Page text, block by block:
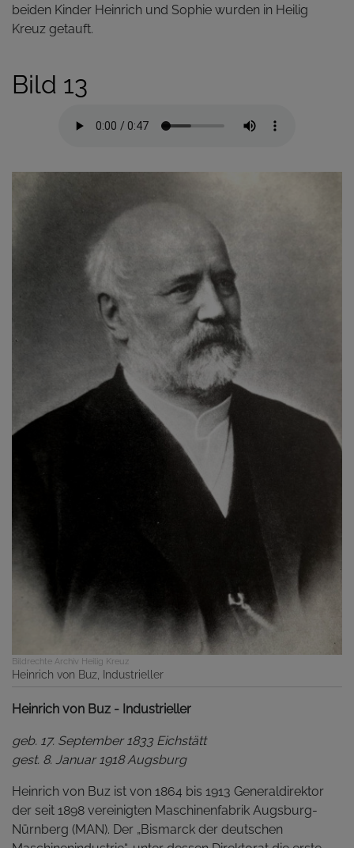
beiden Kinder Heinrich und Sophie wurden in Heilig
Kreuz getauft.
Bild 13
Bildrechte Archiv Heilig Kreuz
Heinrich von Buz, Industrieller
Heinrich von Buz - Industrieller
geb. 17. September 1833 Eichstätt
gest. 8. Januar 1918 Augsburg
Heinrich von Buz ist von 1864 bis 1913 Generaldirektor
der seit 1898 vereinigten Maschinenfabrik Augsburg-
Nürnberg (MAN). Der „Bismarck der deutschen